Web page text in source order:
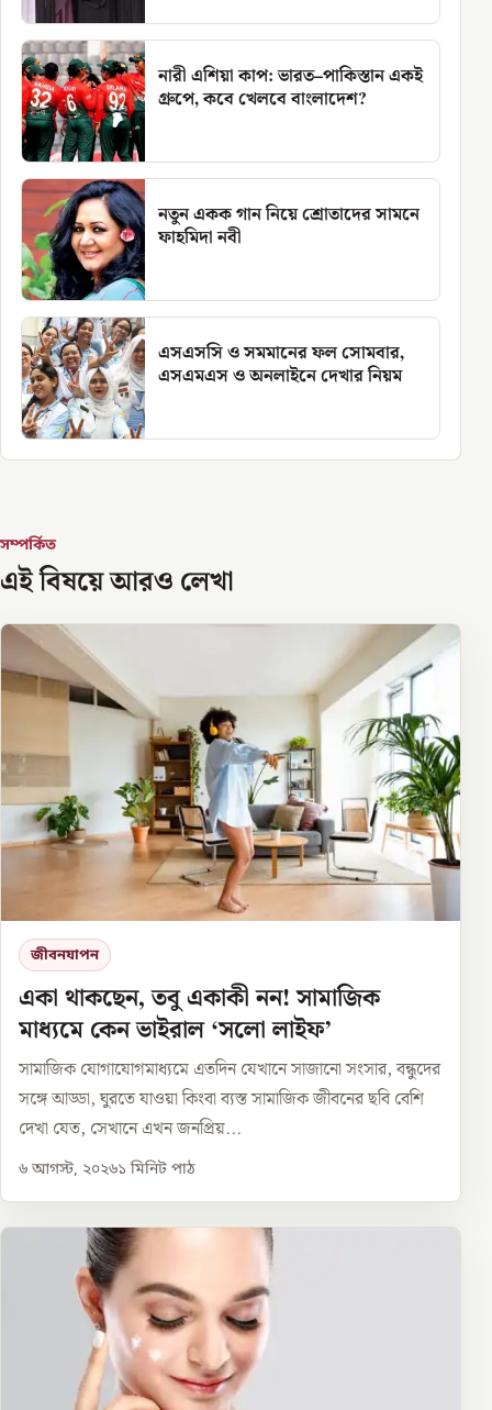
নারী এশিয়া কাপ: ভারত–পাকিস্তান একই
গ্রুপে, কবে খেলবে বাংলাদেশ?
নতুন একক গান নিয়ে শ্রোতাদের সামনে
ফাহমিদা নবী
এসএসসি ও সমমানের ফল সোমবার,
এসএমএস ও অনলাইনে দেখার নিয়ম
সম্পর্কিত
এই বিষয়ে আরও লেখা
জীবনযাপন
একা থাকছেন, তবু একাকী নন! সামাজিক
মাধ্যমে কেন ভাইরাল ‘সলো লাইফ’
সামাজিক যোগাযোগমাধ্যমে এতদিন যেখানে সাজানো সংসার, বন্ধুদের
সঙ্গে আড্ডা, ঘুরতে যাওয়া কিংবা ব্যস্ত সামাজিক জীবনের ছবি বেশি
দেখা যেত, সেখানে এখন জনপ্রিয়...
৬ আগস্ট, ২০২৬১ মিনিট পাঠ